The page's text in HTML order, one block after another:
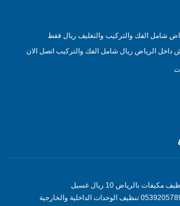
شامل الفك والتركيب والتغليف ريال فقط
الرياض ريال شامل الفك والتركيب اتصل الان
شركة تنظيف مكيفات بالرياض 10 ريال غسيل